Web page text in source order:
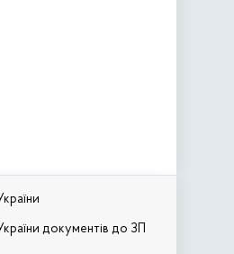
документів до ЗП